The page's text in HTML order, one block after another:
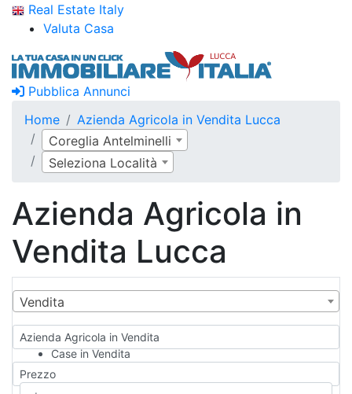
Real Estate Italy
Valuta Casa
Pubblica Annunci
Home
Azienda Agricola in Vendita Lucca
Coreglia Antelminelli
Seleziona Località
Azienda Agricola in
Vendita Lucca
Vendita
Azienda Agricola in Vendita
Case in Vendita
Qualsiasi
Appartamento
Prezzo